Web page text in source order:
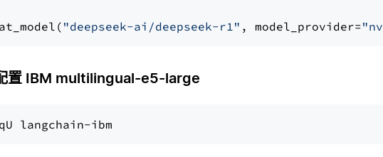
"deepseek-ai/deepseek-r1" , model_provider=
置 IBM multilingual-e5-large